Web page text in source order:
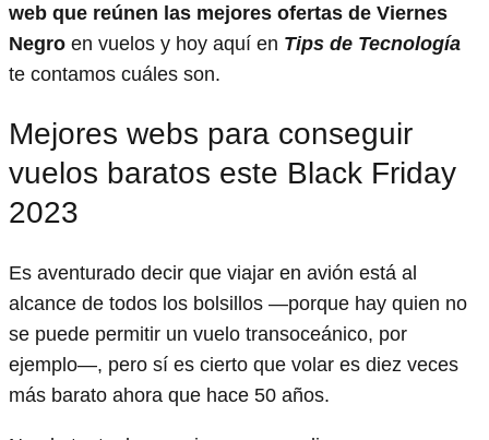
web que reúnen las mejores ofertas de Viernes
Negro en vuelos y hoy aquí en Tips de Tecnología
te contamos cuáles son.
Mejores webs para conseguir
vuelos baratos este Black Friday
2023
Es aventurado decir que viajar en avión está al
alcance de todos los bolsillos —porque hay quien no
se puede permitir un vuelo transoceánico, por
ejemplo—, pero sí es cierto que volar es diez veces
más barato ahora que hace 50 años.